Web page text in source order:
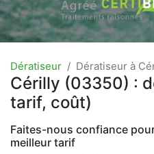
Dératiseur Dératiseur à
Cérilly (03350) :
tarif, coût)
Faites-nous confiance
meilleur tarif